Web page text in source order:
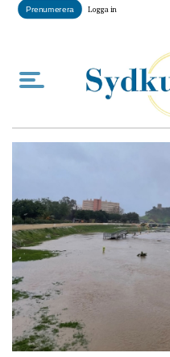
Prenumerera Logga in